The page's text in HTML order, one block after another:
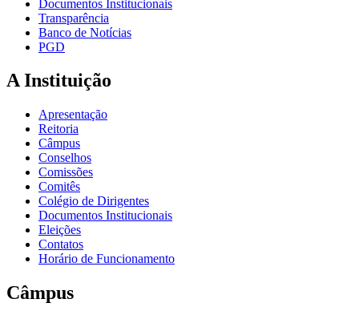
Documentos Institucionais
Transparência
Banco de Notícias
PGD
A Instituição
Apresentação
Reitoria
Câmpus
Conselhos
Comissões
Comitês
Colégio de Dirigentes
Documentos Institucionais
Eleições
Contatos
Horário de Funcionamento
Câmpus